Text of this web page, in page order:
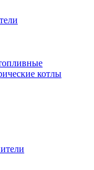
котлы